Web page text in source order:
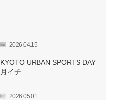
2026.04.15
KYOTO URBAN SPORTS DAY
月イチ
2026.05.01